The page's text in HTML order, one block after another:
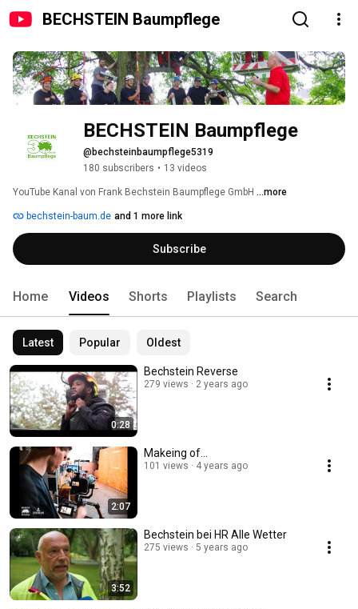
BECHSTEIN Baumpflege
BECHSTEIN Baumpflege
@bechsteinbaumpflege5319
180 subscribers • 13 videos
YouTube Kanal von Frank Bechstein Baumpflege GmbH ...more
bechstein-baum.de and 1 more link
Subscribe
Home Videos Shorts Playlists Search
Latest Popular Oldest
0:28
Bechstein Reverse
279 views 2 years ago
2:07
Makeing of...
101 views 4 years ago
3:52
Bechstein bei HR Alle Wetter
275 views 5 years ago